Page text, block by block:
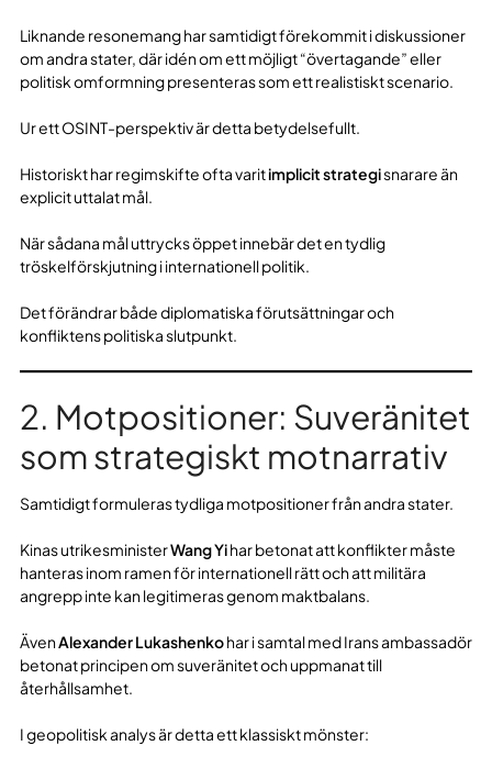
Liknande resonemang har samtidigt förekommit i diskussioner
om andra stater, där idén om ett möjligt “övertagande” eller
politisk omformning presenteras som ett realistiskt scenario.
Ur ett OSINT-perspektiv är detta betydelsefullt.
Historiskt har regimskifte ofta varitimplicit strategisnarare än
explicit uttalat mål.
När sådana mål uttrycks öppet innebär det en tydlig
tröskelförskjutning i internationell politik.
Det förändrar både diplomatiska förutsättningar och
konfliktens politiska slutpunkt.
2. Motpositioner: Suveränitet
som strategiskt motnarrativ
Samtidigt formuleras tydliga motpositioner från andra stater.
Kinas utrikesministerWang Yihar betonat att konflikter måste
hanteras inom ramen för internationell rätt och att militära
angrepp inte kan legitimeras genom maktbalans.
ÄvenAlexander Lukashenkohar i samtal med Irans ambassadör
betonat principen om suveränitet och uppmanat till
återhållsamhet.
I geopolitisk analys är detta ett klassiskt mönster: